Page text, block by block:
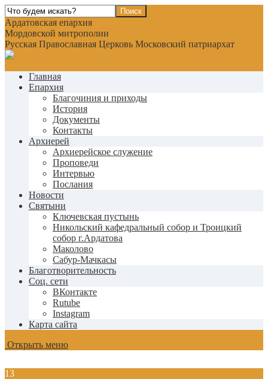
Ардатовская епархия
Мордовской митрополии
Русская Православная Церковь Московский патриархат
Главная
Епархия
Благочиния и приходы
История
Документы
Контакты
Архиерей
Архиерейское служение
Проповеди
Интервью
Послания
Новости
Святыни
Ключевская пустынь
Никольский кафедральный собор и Троицкий
собор г.Ардатова
Маколово
Сабур-Мачкасы
Благотворительность
Соц. сети
ВКонтакте
Rutube
Instagram
Карта сайта
Открыть меню
13